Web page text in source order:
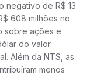
negativo de R$ 13
608 milhões no
sobre ações e
do valor
Além da NTS, as
menos